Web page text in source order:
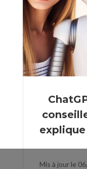
Mis à jour le